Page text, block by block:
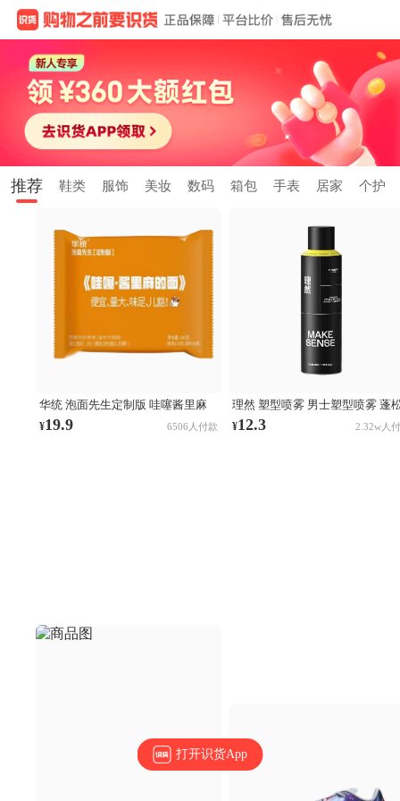
推荐 鞋类 服饰 美妆 数码 箱包 手表 居家 个护
华统 泡面先生定制版 哇噻酱里麻
的面 袋装
¥19.9 6506人付款
理然 塑型喷雾 男士塑型喷雾 蓬
清爽自然持久立挺造型 木质香
¥12.3 2.32w人
打开识货App